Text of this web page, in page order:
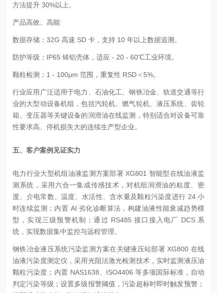
方法提升 30%以上。
产品高效、高能
数据存储：32G 高速 SD 卡，支持 10 年以上数据追溯。
防护等级：IP65 铸铝壳体，适应 - 20 - 60℃工业环境。
颗粒检测：1 - 100μm 范围，重复性 RSD＜5%。
行业应用广泛适用于电力、石油化工、钢铁冶金、轨道交通等行
业的大型动设备机组，包括汽轮机、燃气轮机、液压系统、齿轮
箱、变压器等关键设备的润滑油在线监测，特别适合对设备可靠
性要求高、停机损失大的连续生产型企业。
五、客户案例见证实力
电力行业大型机组油液监测方案部署 XG801 智能型在线油液监
测系统，采用六合一集成传感技术，对机组润滑油的粘度、密
度、介电常数、温度、水活性、含水量及颗粒污染度进行 24 小
时连续监测；内置 AI 劣化诊断算法，构建油液性能衰减趋势模
型，实现三级预警机制；通过 RS485 接口接入电厂 DCS 系
统，实现数据集中监控与远程管理。
钢铁冶金液压系统污染监测方案在关键液压站部署 XG800 在线
油液污染度测定仪，采用光阻法激光检测技术，实时监测液压油
颗粒污染度；内置 NAS1638、ISO4406 等多项国际标准，自动
判定污染等级；设置多级报警阈值，污染超标时即时触发预警；